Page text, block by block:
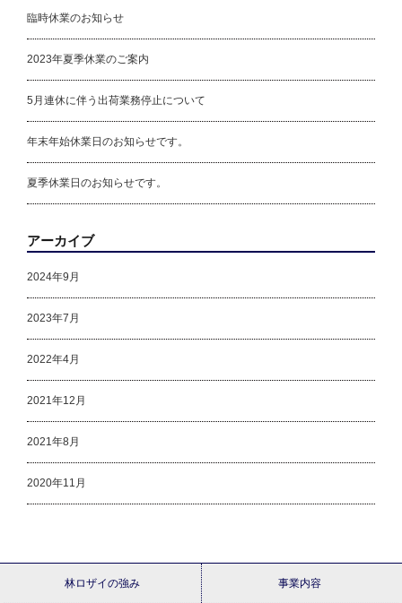
臨時休業のお知らせ
2023年夏季休業のご案内
5月連休に伴う出荷業務停止について
年末年始休業日のお知らせです。
夏季休業日のお知らせです。
アーカイブ
2024年9月
2023年7月
2022年4月
2021年12月
2021年8月
2020年11月
林ロザイの強み 事業内容